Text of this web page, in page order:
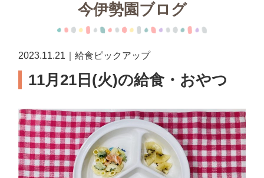
今伊勢園ブログ
2023.11.21｜給食ピックアップ
11月21日(火)の給食・おやつ